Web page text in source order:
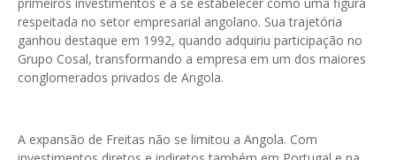
respeitada no setor empresarial angolano. Sua trajetória
ganhou destaque em 1992, quando adquiriu participação no
Grupo Cosal, transformando a empresa em um dos maiores
conglomerados privados de Angola.
A expansão de Freitas não se limitou a Angola. Com